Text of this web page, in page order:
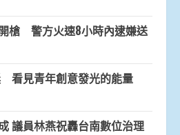
槍 警方火速8小時內逮嫌送
看見青年創意發光的能量
議員林燕祝轟台南數位治理